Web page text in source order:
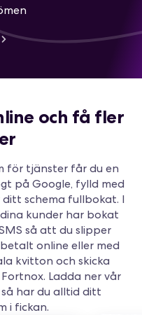
och få fler
för tjänster får du en
på Google, fylld med
schema fullbokat. I
kunder har bokat
så att du slipper
online eller med
kvitton och skicka
Ladda ner vår
har du alltid ditt
i fickan.